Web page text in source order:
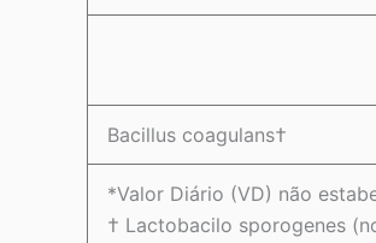
Bacillus coagulans†
*Valor Diário (VD) não
† Lactobacilo sporogenes